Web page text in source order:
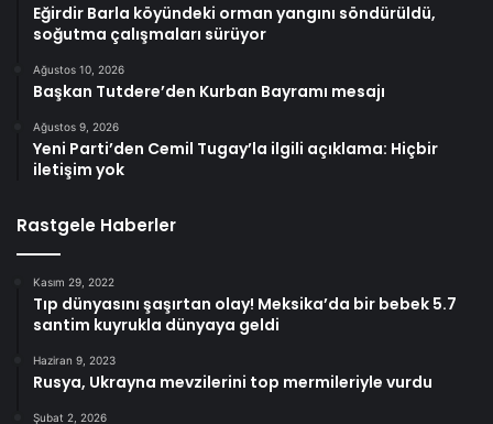
Eğirdir Barla köyündeki orman yangını söndürüldü,
soğutma çalışmaları sürüyor
Ağustos 10, 2026
Başkan Tutdere’den Kurban Bayramı mesajı
Ağustos 9, 2026
Yeni Parti’den Cemil Tugay’la ilgili açıklama: Hiçbir
iletişim yok
Rastgele Haberler
Kasım 29, 2022
Tıp dünyasını şaşırtan olay! Meksika’da bir bebek 5.7
santim kuyrukla dünyaya geldi
Haziran 9, 2023
Rusya, Ukrayna mevzilerini top mermileriyle vurdu
Şubat 2, 2026